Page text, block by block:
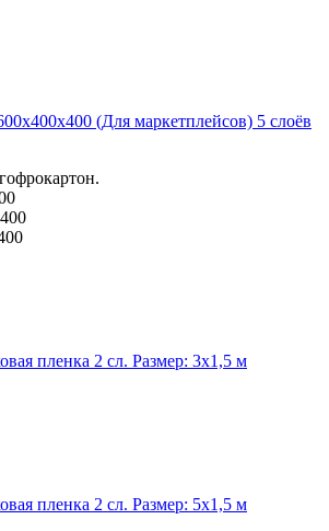
(Для маркетплейсов) 5 слоёв
пленка 2 сл. Размер: 3х1,5 м
пленка 2 сл. Размер: 5х1,5 м